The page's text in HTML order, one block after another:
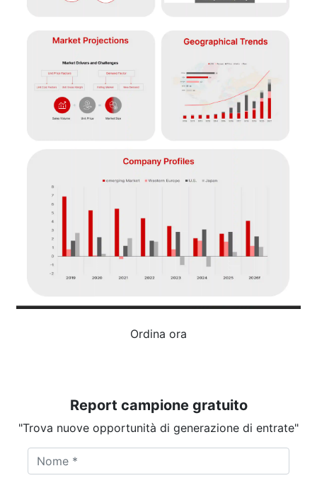
Ordina ora
Report campione gratuito
"Trova nuove opportunità di generazione di entrate"